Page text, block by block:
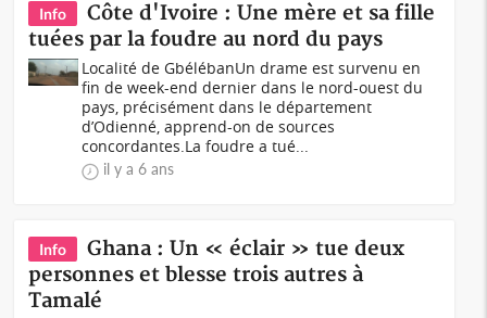
Info
Côte d'Ivoire : Une mère et sa fille
tuées par la foudre au nord du pays
Localité de GbélébanUn drame est survenu en
fin de week-end dernier dans le nord-ouest du
pays, précisément dans le département
d’Odienné, apprend-on de sources
concordantes.La foudre a tué...
il y a 6 ans
Info
Ghana : Un « éclair » tue deux
personnes et blesse trois autres à
Tamalé